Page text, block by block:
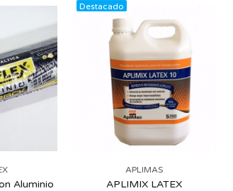
Aluminio
Destacado
APLIMAS
APLIMIX LATEX